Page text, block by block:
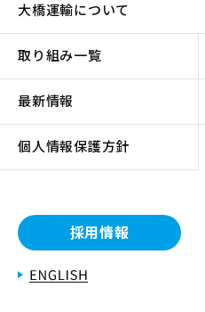
大橋運輸について
取り組み一覧
最新情報
個人情報保護方針
採用情報